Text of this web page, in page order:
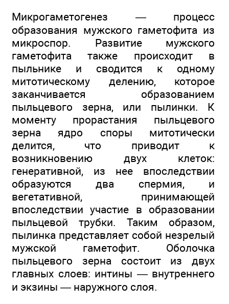
Микрогаметогенез — процесс
образования мужского гаметофита из
микроспор. Развитие мужского
гаметофита также происходит в
пыльнике и сводится к одному
митотическому делению, которое
заканчивается образованием
пыльцевого зерна, или пылинки. К
моменту прорастания пыльцевого
зерна ядро споры митотически
делится, что приводит к
возникновению двух клеток:
генеративной, из нее впоследствии
образуются два спермия, и
вегетативной, принимающей
впоследствии участие в образовании
пыльцевой трубки. Таким образом,
пылинка представляет собой незрелый
мужской гаметофит. Оболочка
пыльцевого зерна состоит из двух
главных слоев: интины — внутреннего
и экзины — наружного слоя.